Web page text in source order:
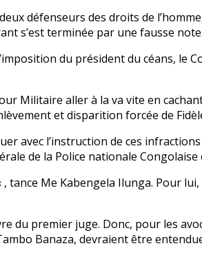
défenseurs des droits de
s’est terminée par une fausse note.
du président du céans,
Militaire aller à la va vite en
et disparition forcée de
avec l’instruction de ces
de la Police nationale
Me Kabengela Ilunga. Pour
du premier juge. Donc, pour les
Banaza, devraient être